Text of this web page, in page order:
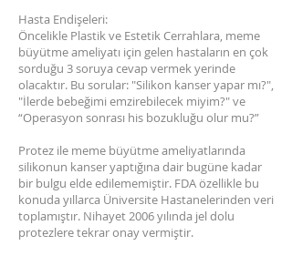
Hasta Endişeleri:
Öncelikle Plastik ve Estetik Cerrahlara, meme
büyütme ameliyatı için gelen hastaların en çok
sorduğu 3 soruya cevap vermek yerinde
olacaktır. Bu sorular: "Silikon kanser yapar mı?",
"İlerde bebeğimi emzirebilecek miyim?" ve
“Operasyon sonrası his bozukluğu olur mu?”
Protez ile meme büyütme ameliyatlarında
silikonun kanser yaptığına dair bugüne kadar
bir bulgu elde edilememiştir. FDA özellikle bu
konuda yıllarca Üniversite Hastanelerinden veri
toplamıştır. Nihayet 2006 yılında jel dolu
protezlere tekrar onay vermiştir.